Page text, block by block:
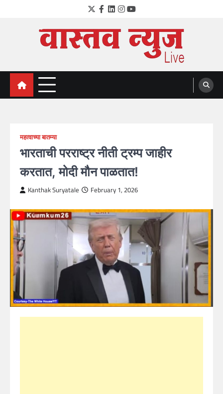
Twitter
Facebook
LinkedIn
Instagram
YouTube
VastavNEWSLive.com
a leading NEWS portal of Maharahstra
महत्वाच्या बातम्या
भारताची परराष्ट्र नीती ट्रम्प जाहीर
करतात, मोदी मौन पाळतात!
Kanthak Suryatale February 1, 2026